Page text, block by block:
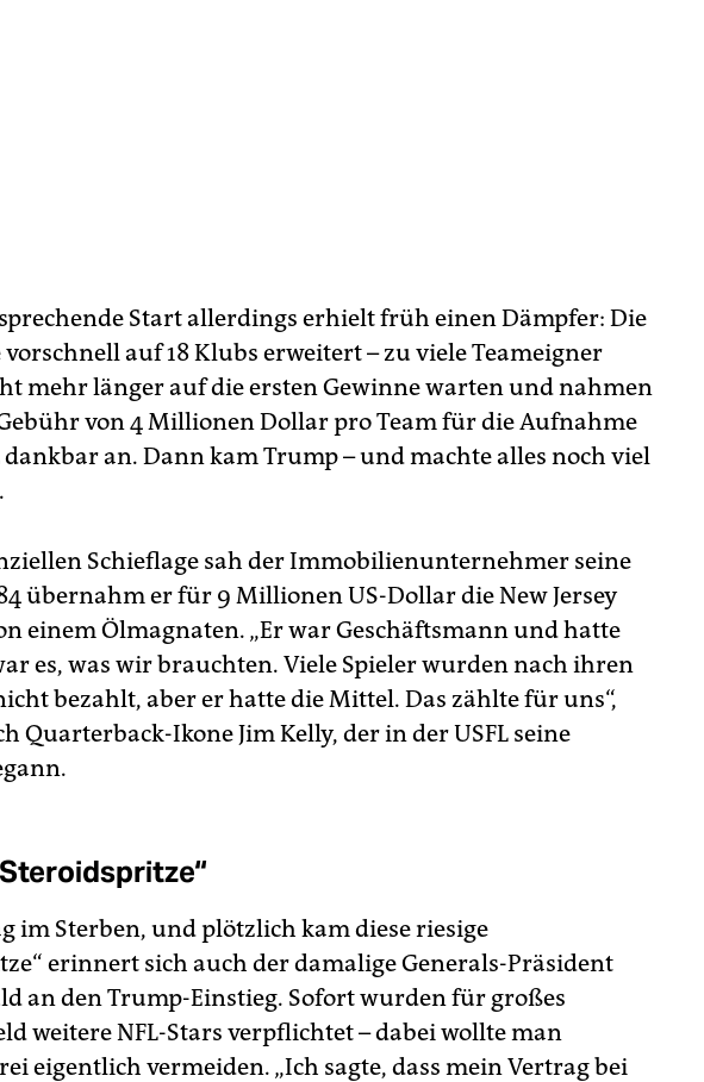
Start allerdings erhielt früh einen Dämpfer: Die
auf 18 Klubs erweitert – zu viele Teameigner
mehr länger auf die ersten Gewinne warten und nahmen
von 4 Millionen Dollar pro Team für die Aufnahme
dankbar an. Dann kam Trump – und machte alles noch viel
Schieflage sah der Immobilienunternehmer seine
übernahm er für 9 Millionen US-Dollar die New Jersey
einem Ölmagnaten. „Er war Geschäftsmann und hatte
es, was wir brauchten. Viele Spieler wurden nach ihren
bezahlt, aber er hatte die Mittel. Das zählte für uns“,
Quarterback-Ikone Jim Kelly, der in der USFL seine
im Sterben, und plötzlich kam diese riesige
erinnert sich auch der damalige Generals-Präsident
an den Trump-Einstieg. Sofort wurden für großes
weitere NFL-Stars verpflichtet – dabei wollte man
eigentlich vermeiden. „Ich sagte, dass mein Vertrag bei